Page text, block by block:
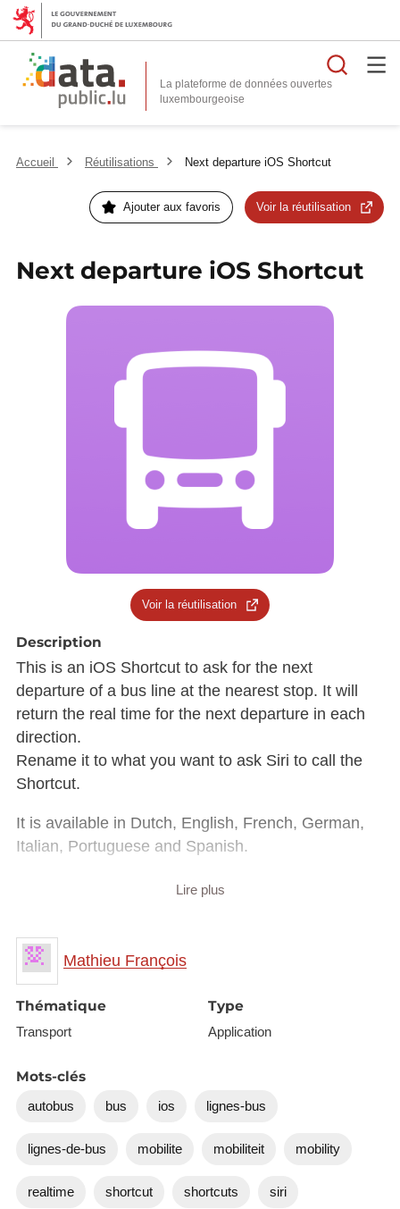
La plateforme de données ouvertes
Accueil Réutilisations Next departure iOS Shortcut
Ajouter aux favoris Voir la réutilisation
Next departure iOS Shortcut
Voir la réutilisation
Description
This is an iOS Shortcut to ask for the next
departure of a bus line at the nearest stop. It will
return the real time for the next departure in each
direction.
Rename it to what you want to ask Siri to call the
Shortcut.
It is available in Dutch, English, French, German,
Italian, Portuguese and Spanish.
You can add to Shortcuts by clicking
Lire plus
Mathieu François
Thématique
Transport
Type
Application
Mots-clés
autobus bus ios lignes-bus
lignes-de-bus mobilite mobiliteit mobility
realtime shortcut shortcuts siri